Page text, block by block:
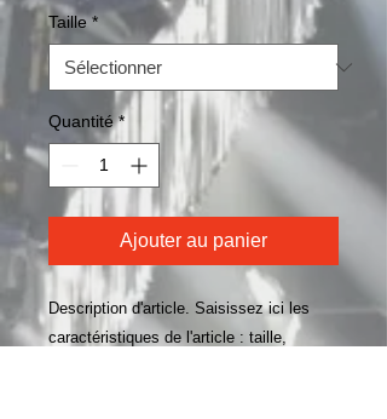
Taille *
Quantité *
Ajouter au panier
Description d'article. Saisissez ici les
caractéristiques de l'article : taille,